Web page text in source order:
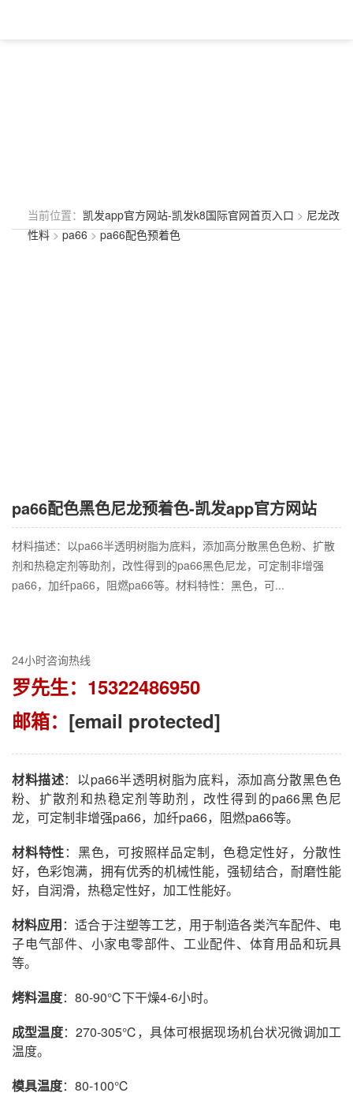
当前位置： 凯发app官方网站-凯发k8国际官网首页入口 > 尼龙改
性料>pa66>pa66配色预着色
pa66配色黑色尼龙预着色-凯发app官方网站
材料描述：以pa66半透明树脂为底料，添加高分散黑色色粉、扩散
剂和热稳定剂等助剂，改性得到的pa66黑色尼龙，可定制非增强
pa66，加纤pa66，阻燃pa66等。材料特性：黑色，可...
24小时咨询热线
罗先生：15322486950
邮箱： [email protected]
材料描述：以pa66半透明树脂为底料，添加高分散黑色色
粉、扩散剂和热稳定剂等助剂，改性得到的pa66黑色尼
龙，可定制非增强pa66，加纤pa66，阻燃pa66等。
材料特性：黑色，可按照样品定制，色稳定性好，分散性
好，色彩饱满，拥有优秀的机械性能，强韧结合，耐磨性能
好，自润滑，热稳定性好，加工性能好。
材料应用：适合于注塑等工艺，用于制造各类汽车配件、电
子电气部件、小家电零部件、工业配件、体育用品和玩具
等。
烤料温度：80-90℃下干燥4-6小时。
成型温度：270-305℃，具体可根据现场机台状况微调加工
温度。
模具温度：80-100℃